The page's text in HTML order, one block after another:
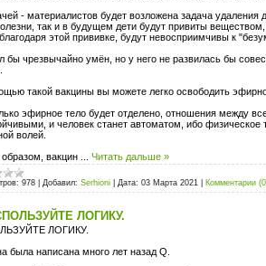
- материалистов будет возложена задача
так и в будущем дети будут привиты
этой прививке, будут невосприимчивы к
бы чрезвычайно умён, но у него не развилась бы
такой вакцины вы можете легко освободить
эфирное тело будет отделено, отношения между
и человек станет автоматом, ибо
волей.
вакцин
Читать дальше »
978 Добавил: Serhioni Дата: 03 Марта 2021 Комментарии
ЛОГИКУ.
ЛОГИКУ.
была написана много лет назад Q.